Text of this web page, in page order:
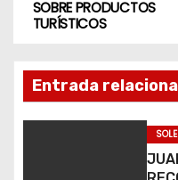
v
g
a
SOBRE PRODUCTOS
TURÍSTICOS
Entrada